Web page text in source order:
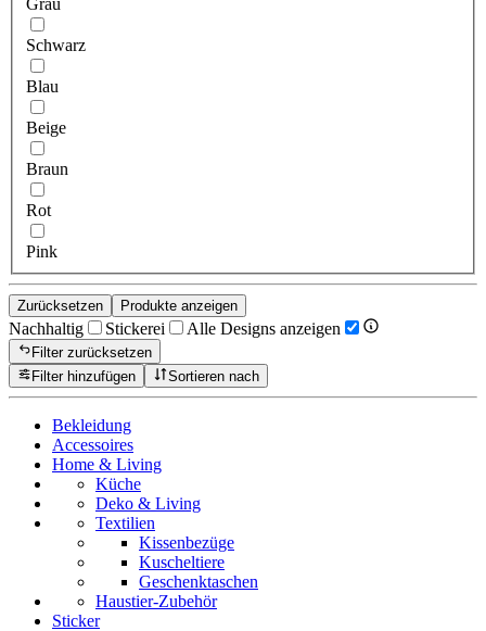
Grau
Schwarz
Blau
Beige
Braun
Rot
Pink
Zurücksetzen Produkte anzeigen
Nachhaltig Stickerei Alle Designs anzeigen
Filter zurücksetzen
Filter hinzufügen
Sortieren nach
Bekleidung
Accessoires
Home & Living
Küche
Deko & Living
Textilien
Kissenbezüge
Kuscheltiere
Geschenktaschen
Haustier-Zubehör
Sticker